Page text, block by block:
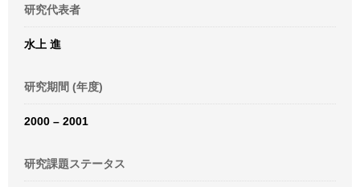
研究代表者
水上 進
研究期間 (年度)
2000 – 2001
研究課題ステータス